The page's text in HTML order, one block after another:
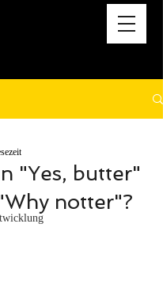
"Yes, butter"
notter"?